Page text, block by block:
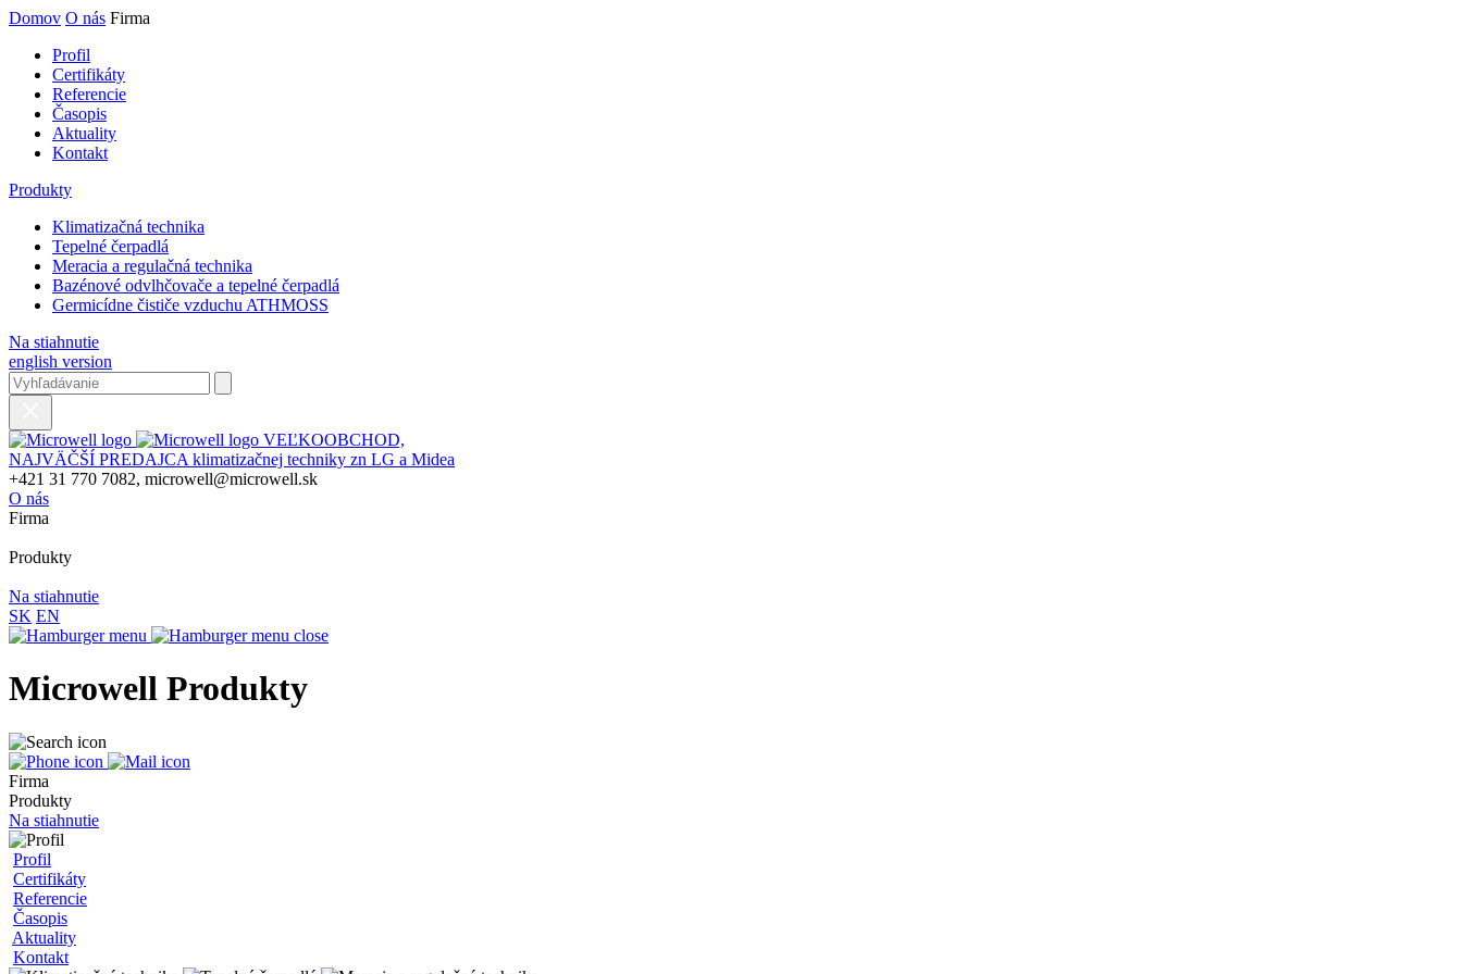
Domov O nás Firma
Profil
Certifikáty
Referencie
Časopis
Aktuality
Kontakt
Produkty
Klimatizačná technika
Tepelné čerpadlá
Meracia a regulačná technika
Bazénové odvlhčovače a tepelné čerpadlá
Germicídne čističe vzduchu ATHMOSS
Na stiahnutie
english version
VEĽKOOBCHOD,
NAJVÄČŠÍ PREDAJCA klimatizačnej techniky zn LG a Midea
+421 31 770 7082, microwell@microwell.sk
O nás
Firma
Produkty
Na stiahnutie
SK EN
Microwell Produkty
Firma
Produkty
Na stiahnutie
Profil
Certifikáty
Referencie
Časopis
Aktuality
Kontakt